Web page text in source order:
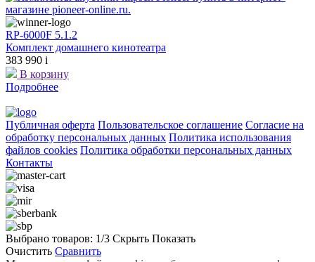
RP-6000F 5.1.2
Комплект домашнего кинотеатра
383 990 i
В корзину
Подробнее
Публичная оферта Пользовательское соглашение Согласие на
обработку персональных данных Политика использования
файлов cookies Политика обработки персональных данных
Контакты
Выбрано товаров: 1/3 Скрыть Показать
Очистить Сравнить